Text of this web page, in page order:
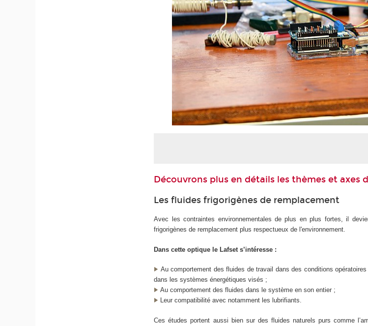
Découvrons plus en détails les thèmes et axes
Les fluides frigorigènes de remplacement
Avec les contraintes environnementales de plus en plus fortes, il
frigorigènes de remplacement plus respectueux de l'environnement.
Dans cette optique le Lafset s’intéresse :
Au comportement des fluides de travail dans des conditions
dans les systèmes énergétiques visés ;
Au comportement des fluides dans le système en son entier ;
Leur compatibilité avec notamment les lubrifiants.
Ces études portent aussi bien sur des fluides naturels purs comme